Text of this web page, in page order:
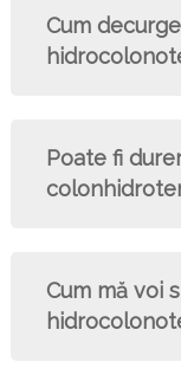
Cum
Poate fi
Cum mă voi